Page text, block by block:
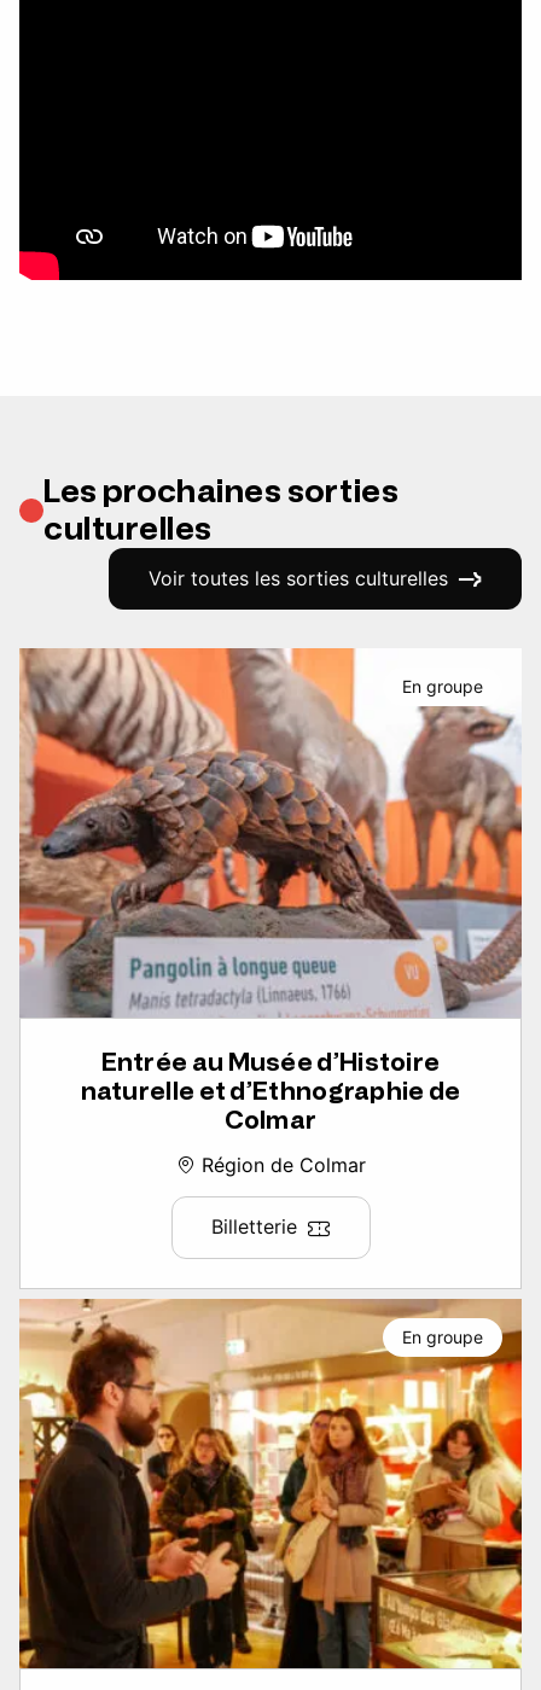
Les prochaines sorties
culturelles
Voir toutes les sorties culturelles
Entrée au Musée d’Histoire
naturelle et d’Ethnographie de
Colmar
Région de Colmar
Billetterie
En groupe
En groupe